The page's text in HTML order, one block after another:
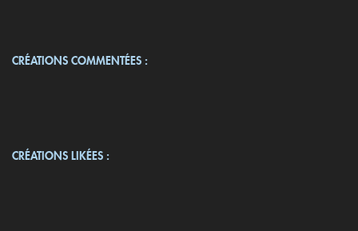
CRÉATIONS COMMENTÉES :
CRÉATIONS LIKÉES :